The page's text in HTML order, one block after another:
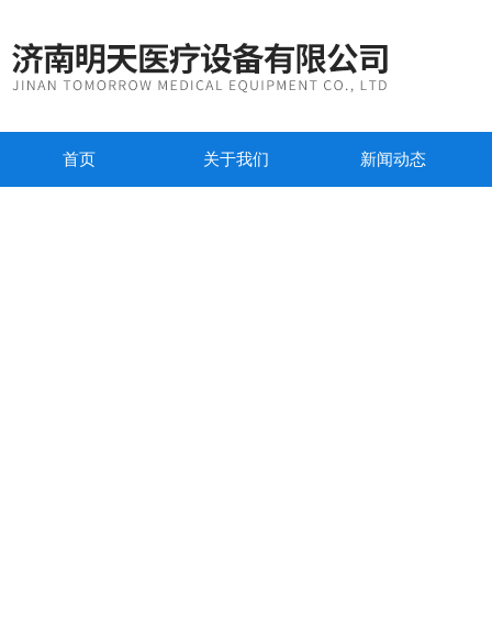
首页 关于我们 新闻动态